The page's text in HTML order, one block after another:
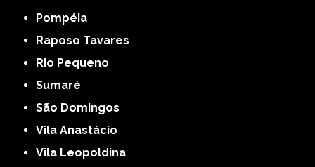
Pompéia
Raposo Tavares
Rio Pequeno
Sumaré
São Domingos
Vila Anastácio
Vila Leopoldina